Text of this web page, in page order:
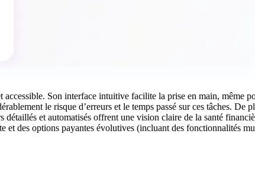
Son interface intuitive facilite la prise en main, même
le risque d’erreurs et le temps passé sur ces tâches.
et automatisés offrent une vision claire de la santé
des options payantes évolutives (incluant des fonctionnalités